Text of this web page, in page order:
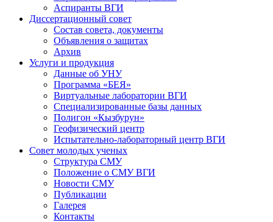
Аспиранты ВГИ
Диссертационный совет
Состав совета, документы
Объявления о защитах
Архив
Услуги и продукция
Данные об УНУ
Программа «БЕЯ»
Виртуальные лаборатории ВГИ
Специализированные базы данных
Полигон «Кызбурун»
Геофизический центр
Испытательно-лабораторный центр ВГИ
Совет молодых ученых
Структура СМУ
Положение о СМУ ВГИ
Новости СМУ
Публикации
Галерея
Контакты